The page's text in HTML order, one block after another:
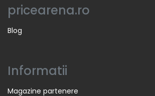
pricearena.ro
Blog
Informatii
Magazine partenere